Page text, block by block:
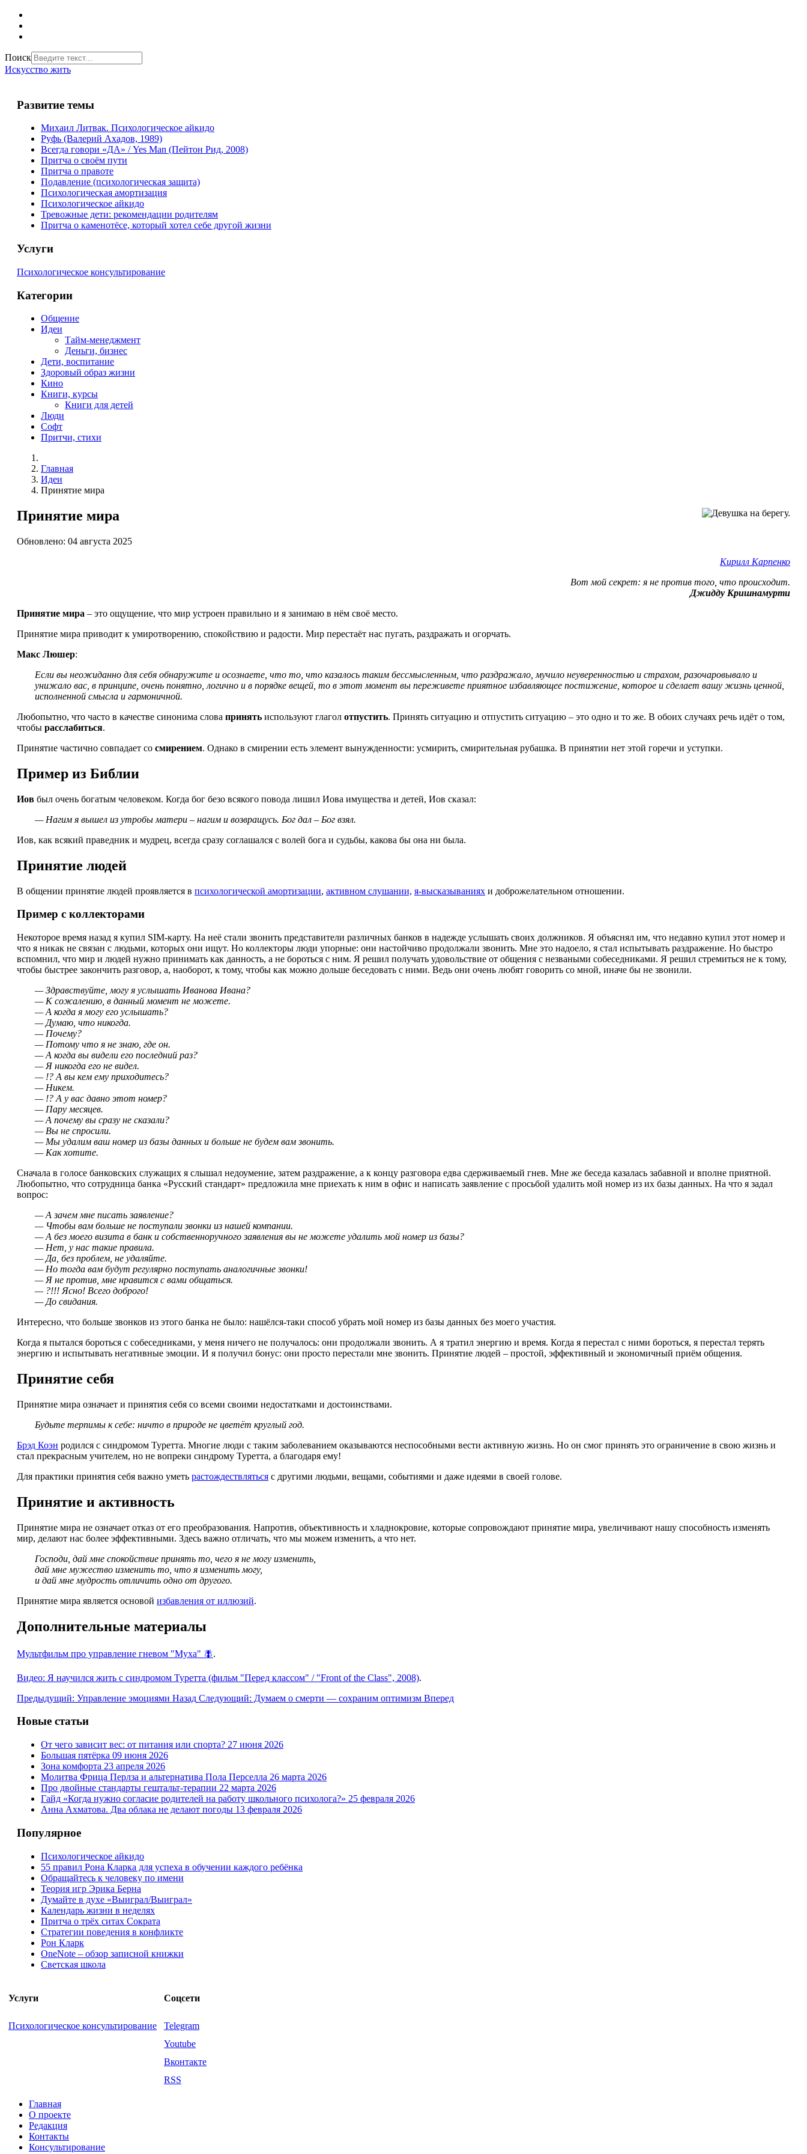
Поиск
Искусство жить
Развитие темы
Михаил Литвак. Психологическое айкидо
Руфь (Валерий Ахадов, 1989)
Всегда говори «ДА» / Yes Man (Пейтон Рид, 2008)
Притча о своём пути
Притча о правоте
Подавление (психологическая защита)
Психологическая амортизация
Психологическое айкидо
Тревожные дети: рекомендации родителям
Притча о каменотёсе, который хотел себе другой жизни
Услуги
Психологическое консультирование
Категории
Общение
Идеи
Тайм-менеджмент
Деньги, бизнес
Дети, воспитание
Здоровый образ жизни
Кино
Книги, курсы
Книги для детей
Люди
Софт
Притчи, стихи
Главная
Идеи
Принятие мира
Принятие мира
Обновлено: 04 августа 2025
Кирилл Карпенко
Вот мой секрет: я не против того, что происходит.
Джидду Кришнамурти
Принятие мира – это ощущение, что мир устроен правильно и я занимаю в нём своё место.
Принятие мира приводит к умиротворению, спокойствию и радости. Мир перестаёт нас пугать, раздражать и огорчать.
Макс Люшер:
Если вы неожиданно для себя обнаружите и осознаете, что то, что казалось таким бессмысленным, что раздражало, мучило неуверенностью и страхом, разочаровывало и
унижало вас, в принципе, очень понятно, логично и в порядке вещей, то в этот момент вы переживете приятное избавляющее постижение, которое и сделает вашу жизнь ценной,
исполненной смысла и гармоничной.
Любопытно, что часто в качестве синонима слова принять используют глагол отпустить. Принять ситуацию и отпустить ситуацию – это одно и то же. В обоих случаях речь идёт о том,
чтобы расслабиться.
Принятие частично совпадает со смирением. Однако в смирении есть элемент вынужденности: усмирить, смирительная рубашка. В принятии нет этой горечи и уступки.
Пример из Библии
Иов был очень богатым человеком. Когда бог безо всякого повода лишил Иова имущества и детей, Иов сказал:
— Нагим я вышел из утробы матери – нагим и возвращусь. Бог дал – Бог взял.
Иов, как всякий праведник и мудрец, всегда сразу соглашался с волей бога и судьбы, какова бы она ни была.
Принятие людей
В общении принятие людей проявляется в психологической амортизации, активном слушании, я-высказываниях и доброжелательном отношении.
Пример с коллекторами
Некоторое время назад я купил SIM-карту. На неё стали звонить представители различных банков в надежде услышать своих должников. Я объяснял им, что недавно купил этот номер и
что я никак не связан с людьми, которых они ищут. Но коллекторы люди упорные: они настойчиво продолжали звонить. Мне это надоело, я стал испытывать раздражение. Но быстро
вспомнил, что мир и людей нужно принимать как данность, а не бороться с ним. Я решил получать удовольствие от общения с незваными собеседниками. Я решил стремиться не к тому,
чтобы быстрее закончить разговор, а, наоборот, к тому, чтобы как можно дольше беседовать с ними. Ведь они очень любят говорить со мной, иначе бы не звонили.
— Здравствуйте, могу я услышать Иванова Ивана?
— К сожалению, в данный момент не можете.
— А когда я могу его услышать?
— Думаю, что никогда.
— Почему?
— Потому что я не знаю, где он.
— А когда вы видели его последний раз?
— Я никогда его не видел.
— !? А вы кем ему приходитесь?
— Никем.
— !? А у вас давно этот номер?
— Пару месяцев.
— А почему вы сразу не сказали?
— Вы не спросили.
— Мы удалим ваш номер из базы данных и больше не будем вам звонить.
— Как хотите.
Сначала в голосе банковских служащих я слышал недоумение, затем раздражение, а к концу разговора едва сдерживаемый гнев. Мне же беседа казалась забавной и вполне приятной.
Любопытно, что сотрудница банка «Русский стандарт» предложила мне приехать к ним в офис и написать заявление с просьбой удалить мой номер из их базы данных. На что я задал
вопрос:
— А зачем мне писать заявление?
— Чтобы вам больше не поступали звонки из нашей компании.
— А без моего визита в банк и собственноручного заявления вы не можете удалить мой номер из базы?
— Нет, у нас такие правила.
— Да, без проблем, не удаляйте.
— Но тогда вам будут регулярно поступать аналогичные звонки!
— Я не против, мне нравится с вами общаться.
— ?!!! Ясно! Всего доброго!
— До свидания.
Интересно, что больше звонков из этого банка не было: нашёлся-таки способ убрать мой номер из базы данных без моего участия.
Когда я пытался бороться с собеседниками, у меня ничего не получалось: они продолжали звонить. А я тратил энергию и время. Когда я перестал с ними бороться, я перестал терять
энергию и испытывать негативные эмоции. И я получил бонус: они просто перестали мне звонить. Принятие людей – простой, эффективный и экономичный приём общения.
Принятие себя
Принятие мира означает и принятия себя со всеми своими недостатками и достоинствами.
Будьте терпимы к себе: ничто в природе не цветёт круглый год.
Брэд Коэн родился с синдромом Туретта. Многие люди с таким заболеванием оказываются неспособными вести активную жизнь. Но он смог принять это ограничение в свою жизнь и
стал прекрасным учителем, но не вопреки синдрому Туретта, а благодаря ему!
Для практики принятия себя важно уметь растождествляться с другими людьми, вещами, событиями и даже идеями в своей голове.
Принятие и активность
Принятие мира не означает отказ от его преобразования. Напротив, объективность и хладнокровие, которые сопровождают принятие мира, увеличивают нашу способность изменять
мир, делают нас более эффективными. Здесь важно отличать, что мы можем изменить, а что нет.
Господи, дай мне спокойствие принять то, чего я не могу изменить,
дай мне мужество изменить то, что я изменить могу,
и дай мне мудрость отличить одно от другого.
Принятие мира является основой избавления от иллюзий.
Дополнительные материалы
Мультфильм про управление гневом "Муха" 🪰.
Видео: Я научился жить с синдромом Туретта (фильм "Перед классом" / "Front of the Class", 2008).
Предыдущий: Управление эмоциями Назад Следующий: Думаем о смерти — сохраним оптимизм Вперед
Новые статьи
От чего зависит вес: от питания или спорта? 27 июня 2026
Большая пятёрка 09 июня 2026
Зона комфорта 23 апреля 2026
Молитва Фрица Перлза и альтернатива Пола Перселла 26 марта 2026
Про двойные стандарты гештальт-терапии 22 марта 2026
Гайд «Когда нужно согласие родителей на работу школьного психолога?» 25 февраля 2026
Анна Ахматова. Два облака не делают погоды 13 февраля 2026
Популярное
Психологическое айкидо
55 правил Рона Кларка для успеха в обучении каждого ребёнка
Обращайтесь к человеку по имени
Теория игр Эрика Берна
Думайте в духе «Выиграл/Выиграл»
Календарь жизни в неделях
Притча о трёх ситах Сократа
Стратегии поведения в конфликте
Рон Кларк
OneNote – обзор записной книжки
Светская школа
Услуги Соцсети
Психологическое консультирование
Telegram
Youtube
Вконтакте
RSS
Главная
О проекте
Редакция
Контакты
Консультирование